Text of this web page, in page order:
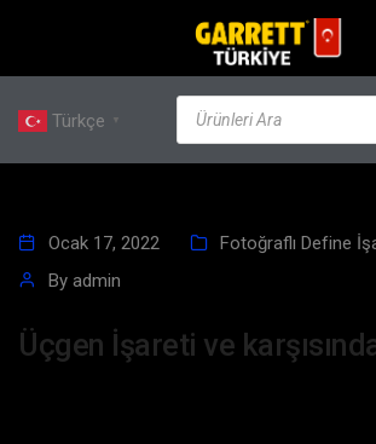
Türkçe ▼
Ocak 17, 2022
Fotoğraflı Define
By admin
Üçgen İşareti ve